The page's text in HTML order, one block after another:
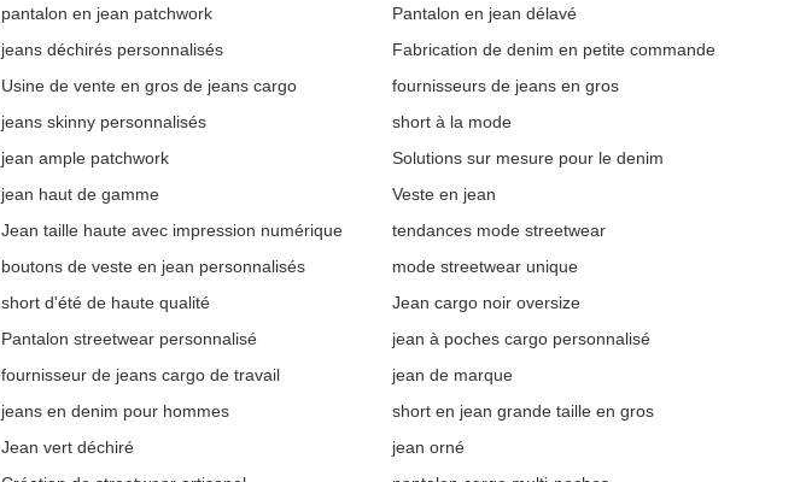
pantalon en jean patchwork
Pantalon en jean délavé
jeans déchirés personnalisés
Fabrication de denim en petite commande
Usine de vente en gros de jeans cargo
fournisseurs de jeans en gros
jeans skinny personnalisés
short à la mode
jean ample patchwork
Solutions sur mesure pour le denim
jean haut de gamme
Veste en jean
Jean taille haute avec impression numérique
tendances mode streetwear
boutons de veste en jean personnalisés
mode streetwear unique
short d'été de haute qualité
Jean cargo noir oversize
Pantalon streetwear personnalisé
jean à poches cargo personnalisé
fournisseur de jeans cargo de travail
jean de marque
jeans en denim pour hommes
short en jean grande taille en gros
Jean vert déchiré
jean orné